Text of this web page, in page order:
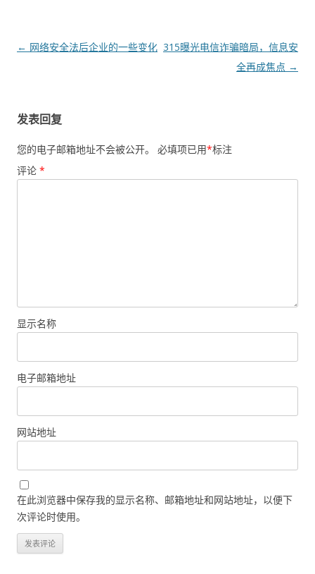
文章导航
← 网络安全法后企业的一些变化 315曝光电信诈骗暗局，信息安
全再成焦点 →
发表回复
您的电子邮箱地址不会被公开。 必填项已用*标注
评论 *
显示名称
电子邮箱地址
网站地址
在此浏览器中保存我的显示名称、邮箱地址和网站地址，以便下
次评论时使用。